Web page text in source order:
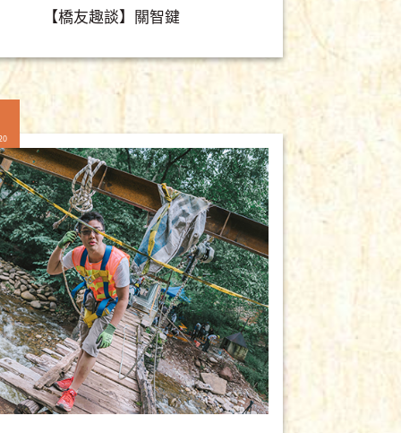
【橋友趣談】關智鍵